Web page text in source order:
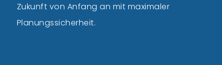
Zukunft von Anfang an mit maximaler
Planungssicherheit.